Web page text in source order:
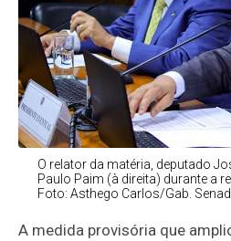
O relator da matéria, deputado
Paulo Paim (à direita) durante a
Foto: Asthego Carlos/Gab.
A medida provisória que